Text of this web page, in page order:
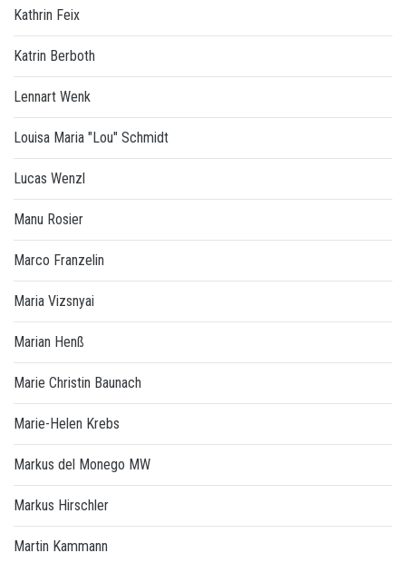
Kathrin Feix
Katrin Berboth
Lennart Wenk
Louisa Maria "Lou" Schmidt
Lucas Wenzl
Manu Rosier
Marco Franzelin
Maria Vizsnyai
Marian Henß
Marie Christin Baunach
Marie-Helen Krebs
Markus del Monego MW
Markus Hirschler
Martin Kammann